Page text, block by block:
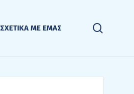
ΣΧΕΤΙΚΑ ΜΕ ΕΜΑΣ